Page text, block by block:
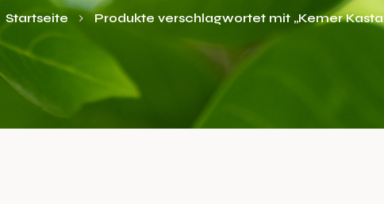
Startseite Produkte verschlagwortet mit „Kemer